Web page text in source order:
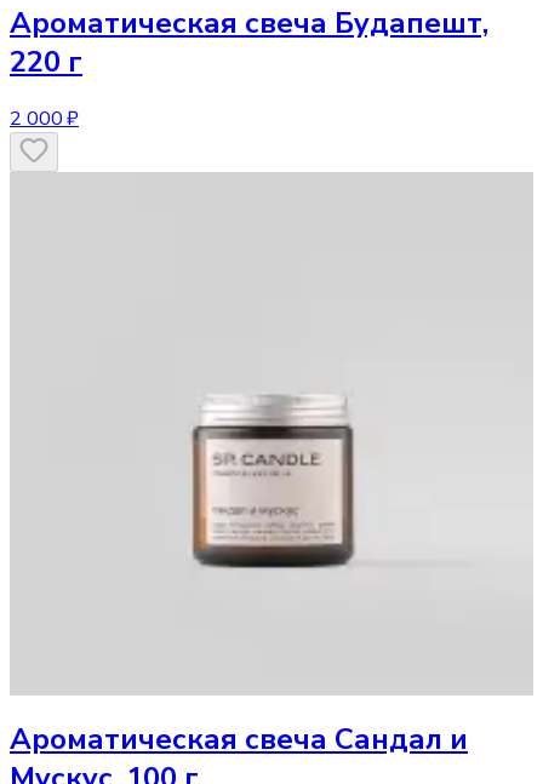
Ароматическая свеча Будапешт,
220 г
2 000 ₽
Ароматическая свеча Сандал и